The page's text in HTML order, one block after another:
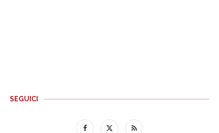
SEGUICI